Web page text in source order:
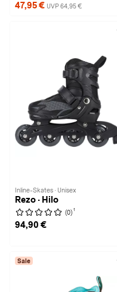
47,95 € UVP 64,95 €
Inline-Skates · Unisex
Rezo · Hilo
(0) 1
94,90 €
Sale